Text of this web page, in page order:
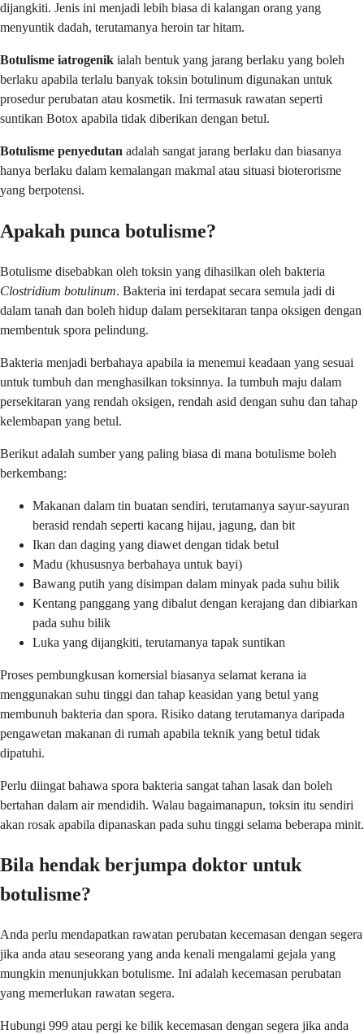
dijangkiti. Jenis ini menjadi lebih biasa di kalangan orang yang
menyuntik dadah, terutamanya heroin tar hitam.
Botulisme iatrogenik ialah bentuk yang jarang berlaku yang boleh
berlaku apabila terlalu banyak toksin botulinum digunakan untuk
prosedur perubatan atau kosmetik. Ini termasuk rawatan seperti
suntikan Botox apabila tidak diberikan dengan betul.
Botulisme penyedutan adalah sangat jarang berlaku dan biasanya
hanya berlaku dalam kemalangan makmal atau situasi bioterorisme
yang berpotensi.
Apakah punca botulisme?
Botulisme disebabkan oleh toksin yang dihasilkan oleh bakteria
Clostridium botulinum. Bakteria ini terdapat secara semula jadi di
dalam tanah dan boleh hidup dalam persekitaran tanpa oksigen dengan
membentuk spora pelindung.
Bakteria menjadi berbahaya apabila ia menemui keadaan yang sesuai
untuk tumbuh dan menghasilkan toksinnya. Ia tumbuh maju dalam
persekitaran yang rendah oksigen, rendah asid dengan suhu dan tahap
kelembapan yang betul.
Berikut adalah sumber yang paling biasa di mana botulisme boleh
berkembang:
Makanan dalam tin buatan sendiri, terutamanya sayur-sayuran
berasid rendah seperti kacang hijau, jagung, dan bit
Ikan dan daging yang diawet dengan tidak betul
Madu (khususnya berbahaya untuk bayi)
Bawang putih yang disimpan dalam minyak pada suhu bilik
Kentang panggang yang dibalut dengan kerajang dan dibiarkan
pada suhu bilik
Luka yang dijangkiti, terutamanya tapak suntikan
Proses pembungkusan komersial biasanya selamat kerana ia
menggunakan suhu tinggi dan tahap keasidan yang betul yang
membunuh bakteria dan spora. Risiko datang terutamanya daripada
pengawetan makanan di rumah apabila teknik yang betul tidak
dipatuhi.
Perlu diingat bahawa spora bakteria sangat tahan lasak dan boleh
bertahan dalam air mendidih. Walau bagaimanapun, toksin itu sendiri
akan rosak apabila dipanaskan pada suhu tinggi selama beberapa minit.
Bila hendak berjumpa doktor untuk
botulisme?
Anda perlu mendapatkan rawatan perubatan kecemasan dengan segera
jika anda atau seseorang yang anda kenali mengalami gejala yang
mungkin menunjukkan botulisme. Ini adalah kecemasan perubatan
yang memerlukan rawatan segera.
Hubungi 999 atau pergi ke bilik kecemasan dengan segera jika anda